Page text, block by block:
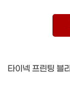
타이넥 프린팅 블